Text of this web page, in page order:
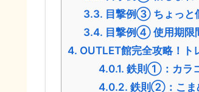
3.3. 目撃例③ ちょっと
3.4. 目撃例④ 使用期限
4. OUTLET館完全攻略！ト
4.0.1. 鉄則①：カラ
4.0.2. 鉄則②：こま